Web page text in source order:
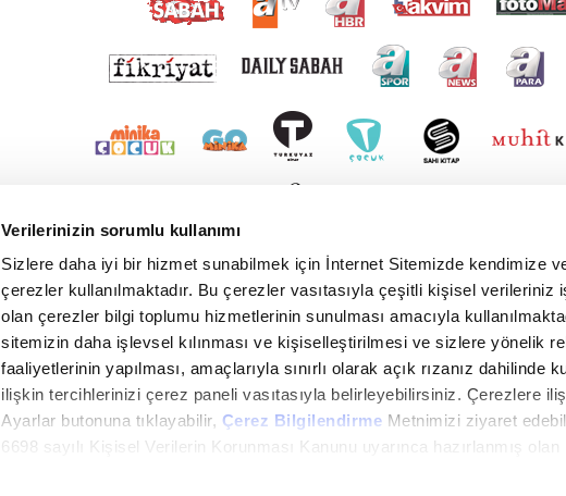
Verilerinizin sorumlu kullanımı
Sizlere daha iyi bir hizmet sunabilmek için İnternet Sitemizde kendimize
çerezler kullanılmaktadır. Bu çerezler vasıtasıyla çeşitli kişisel verileriniz
olan çerezler bilgi toplumu hizmetlerinin sunulması amacıyla
sitemizin daha işlevsel kılınması ve kişiselleştirilmesi ve sizlere yönelik
faaliyetlerinin yapılması, amaçlarıyla sınırlı olarak açık rızanız dahilinde
ilişkin tercihlerinizi çerez paneli vasıtasıyla belirleyebilirsiniz. Çerezlere
Ayarlar butonuna tıklayabilir, Çerez Bilgilendirme Metnimizi ziyaret
6698 sayılı Kişisel Verilerin Korunması Kanunu uyarınca hazırlanmış olan